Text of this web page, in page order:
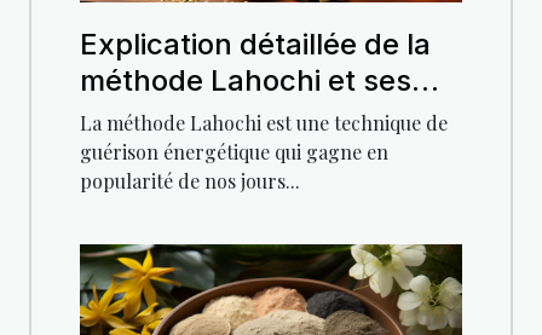
Explication détaillée de la
méthode Lahochi et ses
impacts sur la santé
La méthode Lahochi est une technique de
guérison énergétique qui gagne en
popularité de nos jours...